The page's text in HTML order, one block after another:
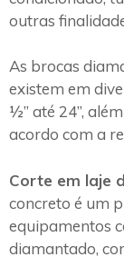
outras
As brocas
existem em
½” até 24”,
acordo com a
Corte em laje
concreto é um
equipamentos
diamantado,